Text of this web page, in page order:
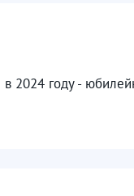
2024 году -